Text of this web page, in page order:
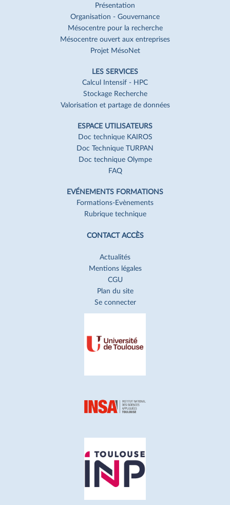
Présentation
Organisation - Gouvernance
Mésocentre pour la recherche
Mésocentre ouvert aux entreprises
Projet MésoNet
LES SERVICES
Calcul Intensif - HPC
Stockage Recherche
Valorisation et partage de données
ESPACE UTILISATEURS
Doc technique KAIROS
Doc Technique TURPAN
Doc technique Olympe
FAQ
EVÉNEMENTS FORMATIONS
Formations-Evènements
Rubrique technique
CONTACT ACCÈS
Actualités
Mentions légales
CGU
Plan du site
Se connecter